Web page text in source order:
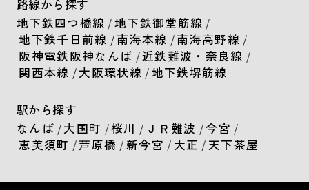
路線から探す
地下鉄四つ橋線 /地下鉄御堂筋線 /
地下鉄千日前線 /南海本線 /南海高野線 /
阪神電鉄阪神なんば /近鉄難波・奈良線 /
関西本線 /大阪環状線 /地下鉄堺筋線
駅から探す
なんば /大国町 /桜川 / ＪＲ難波 /今宮 /
恵美須町 /芦原橋 /新今宮 / 大正 /天下茶屋